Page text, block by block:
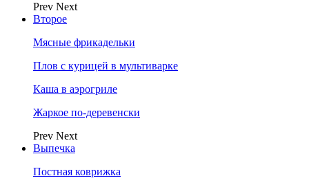
Prev Next
Второе
Мясные фрикадельки
Плов с курицей в мультиварке
Каша в аэрогриле
Жаркое по-деревенски
Prev Next
Выпечка
Постная коврижка